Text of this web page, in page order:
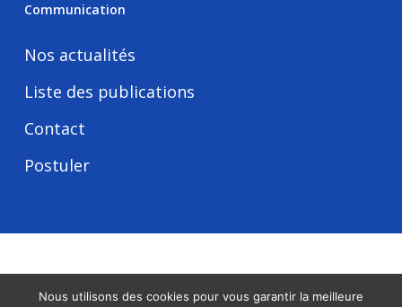
Communication
Nos actualités
Liste des publications
Contact
Postuler
Nous utilisons des cookies pour vous garantir la meilleure